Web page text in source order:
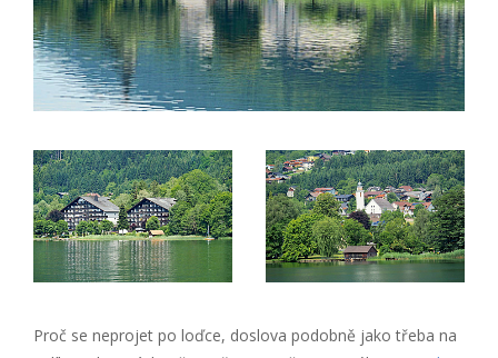
Proč se neprojet po loďce, doslova podobně jako třeba na